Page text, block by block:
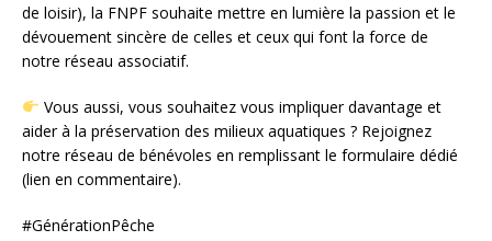
de loisir), la FNPF souhaite mettre en lumière la passion et le
dévouement sincère de celles et ceux qui font la force de
notre réseau associatif.
Vous aussi, vous souhaitez vous impliquer davantage et
aider à la préservation des milieux aquatiques ? Rejoignez
notre réseau de bénévoles en remplissant le formulaire dédié
(lien en commentaire).
#GénérationPêche